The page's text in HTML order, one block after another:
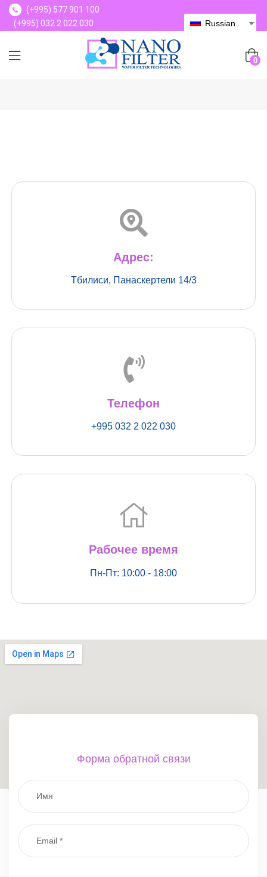
(+995) 577 901 100
(+995) 032 2 022 030
Russian
0
Адрес:
Тбилиси, Панаскертели 14/3
Телефон
+995 032 2 022 030
Рабочее время
Пн-Пт: 10:00 - 18:00
Форма обратной связи